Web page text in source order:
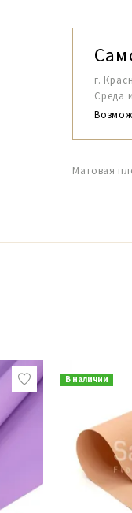
г.
Среда
Матовая
В наличии